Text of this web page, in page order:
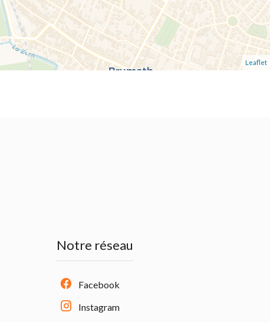
Leaflet
Notre réseau
Facebook
Instagram